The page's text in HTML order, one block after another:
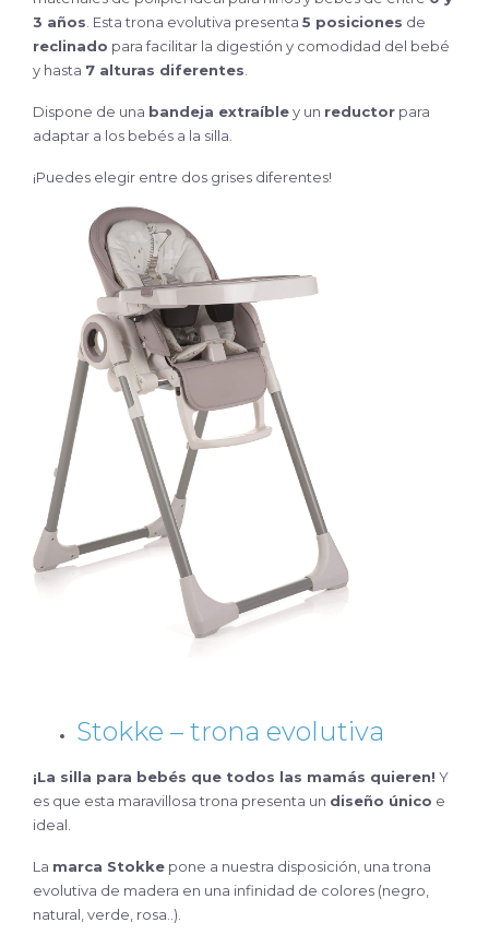
3 años . Esta trona evolutiva presenta 5 posiciones de
reclinado para facilitar la digestión y comodidad del bebé
y hasta 7 alturas diferentes
Dispone de una bandeja extraíbley un reductor para
adaptar a los bebés a la silla.
¡Puedes elegir entre dos grises diferentes!
Stokke – trona evolutiva
¡La silla para bebés que todos las mamás quieren! Y
es que esta maravillosa trona presenta un diseño único e
ideal.
La marca Stokke pone a nuestra disposición, una trona
evolutiva de madera en una infinidad de colores (negro,
natural, verde, rosa..).